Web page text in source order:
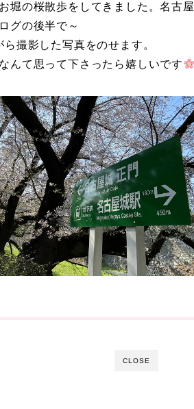
堀の桜散歩をしてきました。名古屋
グの後半で～
撮影した写真をのせます。
んて思って下さったら嬉しいです
CLOSE